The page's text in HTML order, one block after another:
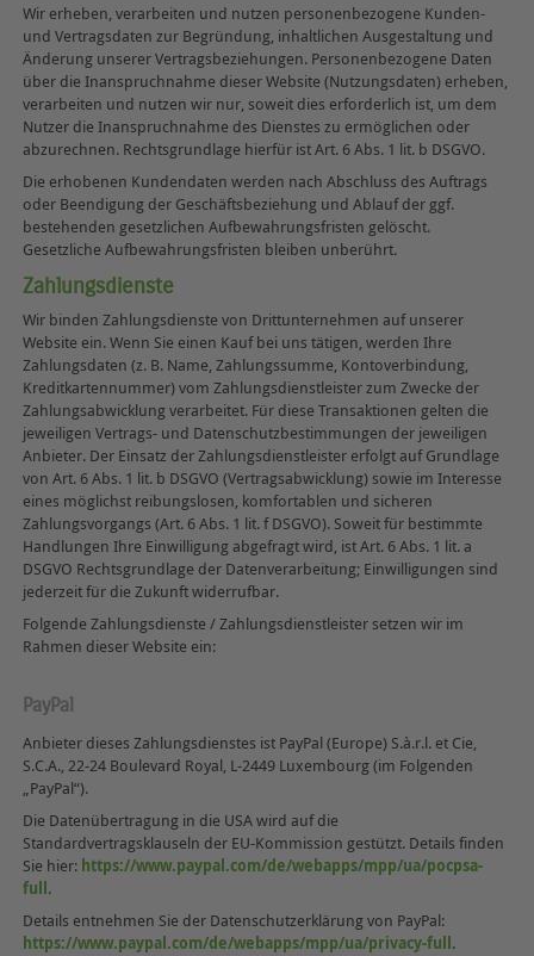
Wir erheben, verarbeiten und nutzen personenbezogene Kunden-
und Vertragsdaten zur Begründung, inhaltlichen Ausgestaltung und
Änderung unserer Vertragsbeziehungen. Personenbezogene Daten
über die Inanspruchnahme dieser Website (Nutzungsdaten) erheben,
verarbeiten und nutzen wir nur, soweit dies erforderlich ist, um dem
Nutzer die Inanspruchnahme des Dienstes zu ermöglichen oder
abzurechnen. Rechtsgrundlage hierfür ist Art. 6 Abs. 1 lit. b DSGVO.
Die erhobenen Kundendaten werden nach Abschluss des Auftrags
oder Beendigung der Geschäftsbeziehung und Ablauf der ggf.
bestehenden gesetzlichen Aufbewahrungsfristen gelöscht.
Gesetzliche Aufbewahrungsfristen bleiben unberührt.
Zahlungsdienste
Wir binden Zahlungsdienste von Drittunternehmen auf unserer
Website ein. Wenn Sie einen Kauf bei uns tätigen, werden Ihre
Zahlungsdaten (z. B. Name, Zahlungssumme, Kontoverbindung,
Kreditkartennummer) vom Zahlungsdienstleister zum Zwecke der
Zahlungsabwicklung verarbeitet. Für diese Transaktionen gelten die
jeweiligen Vertrags- und Datenschutzbestimmungen der jeweiligen
Anbieter. Der Einsatz der Zahlungsdienstleister erfolgt auf Grundlage
von Art. 6 Abs. 1 lit. b DSGVO (Vertragsabwicklung) sowie im Interesse
eines möglichst reibungslosen, komfortablen und sicheren
Zahlungsvorgangs (Art. 6 Abs. 1 lit. f DSGVO). Soweit für bestimmte
Handlungen Ihre Einwilligung abgefragt wird, ist Art. 6 Abs. 1 lit. a
DSGVO Rechtsgrundlage der Datenverarbeitung; Einwilligungen sind
jederzeit für die Zukunft widerrufbar.
Folgende Zahlungsdienste / Zahlungsdienstleister setzen wir im
Rahmen dieser Website ein:
PayPal
Anbieter dieses Zahlungsdienstes ist PayPal (Europe) S.à.r.l. et Cie,
S.C.A., 22-24 Boulevard Royal, L-2449 Luxembourg (im Folgenden
„PayPal“).
Die Datenübertragung in die USA wird auf die
Standardvertragsklauseln der EU-Kommission gestützt. Details finden
Sie hier: https://www.paypal.com/de/webapps/mpp/ua/pocpsa-
full.
Details entnehmen Sie der Datenschutzerklärung von PayPal:
https://www.paypal.com/de/webapps/mpp/ua/privacy-full.